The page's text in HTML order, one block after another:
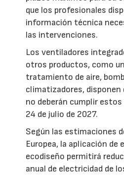
que los profesionales
información técnica
las intervenciones.
Los ventiladores
otros productos, como
tratamiento de aire,
climatizadores, disponen
no deberán cumplir
24 de julio de 2027.
Según las estimaciones
Europea, la aplicación de
ecodiseño permitirá
anual de electricidad de